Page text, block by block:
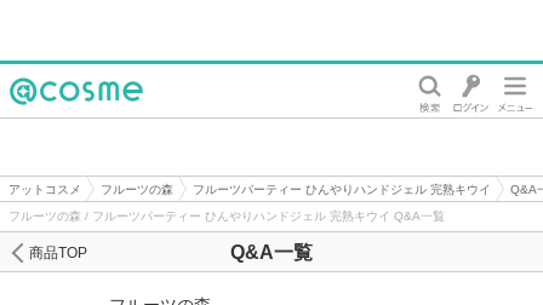
アットコスメ フルーツの森 フルーツパーティー ひんやりハンドジェル 完熟キウイ
Q&A
フルーツの森 / フルーツパーティー ひんやりハンドジェル 完熟キウイ Q&A一覧
Q&A一覧
商品TOP